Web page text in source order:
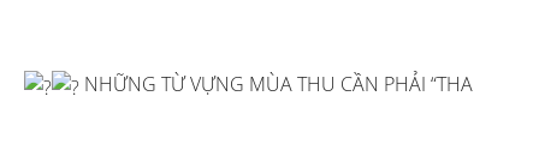
NHỮNG TỪ VỰNG MÙA THU CẦN PHẢI “THA